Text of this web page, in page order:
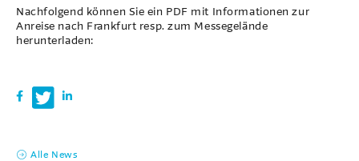
Nachfolgend können Sie ein PDF mit Informationen zur
Anreise nach Frankfurt resp. zum Messegelände
herunterladen:
Alle News